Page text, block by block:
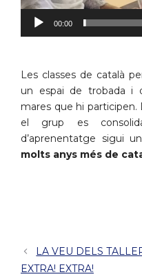
00:00
Les classes de català
un espai de trobada i
mares que hi participen.
el grup es
d’aprenentatge sigui
molts anys més de
LA VEU DELS
EXTRA! EXTRA!